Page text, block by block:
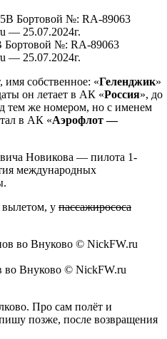
Бортовой №: RA-89063
— 25.07.2024г.
имя собственное: «Геленджик»
он летает в АК «Россия», до
тем же номером, но с именем
в АК «Аэрофлот —
Новикова — пилота 1-
международных
вылетом, у пассажирососа
во Внуково © NickFW.ru
Про сам полёт и
позже, после возвращения